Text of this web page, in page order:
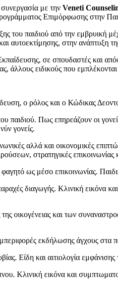
με τηνVeneti
Επιμόρφωσης στην
παιδιού από την εμβρυική
αυτοεκτίμησης, στην ανάπτυξη
σε σπουδαστές και
ειδικούς που
ο ρόλος και ο Κώδικας
Πως επηρεάζουν οι
γονείς.
αλλά και οικονομικές
στρατηγικές
ως μέσo επικοινωνίας.
διαγωγής. Κλινική
οικογένειας και των
εκδήλωσης άγχους στα
Είδη και αιτιολογία
Κλινική εικόνα και